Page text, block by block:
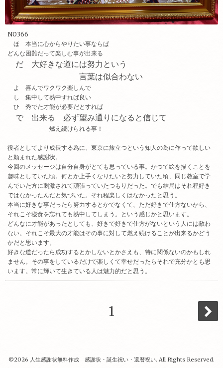
NO366
ほ 本当に心からやりたい事ならば
どんな困難だって楽しむ事が出来る
だ 大好きな道には努力という
言葉は似合わない
よ 喜んでワクワク楽しんで
し 集中して熱中すれば良い
ひ 秀でた才能が必要だとすれば
で 出来る 必ず望み通りになると信じて
燃え続けられる事！
役者としてより成長する為に、東京に旅立つという知人の為に作って欲しい
と頼まれた感謝状。
今回のメッセージは自分自身がとても思っている事。かつて絵を描くことを
趣味としていた頃。何とか上手くなりたいと努力していた頃、同じ教室で学
んでいた方に刺激されて頑張っていたつもりだった。でも結局はそれ程好き
ではなかったんだと気づいた。それ程楽しくはなかったと思う。
本当に好きな事だったら努力するとかでなくて、ただ好きで仕方ないから、
それこそ寝食を忘れても熱中してしまう。という感じかと思います。
どんなに才能があったとしても、好きで好きで仕方がないという人には敵わ
ない。それこそ最大の才能はその事に対して燃え続けることが出来るかどう
かだと思います。
好きな道だったら成功するとかしないとかさえも、特に関係ないのかもしれ
ません。その事をしているだけで楽しくて幸せだったらそれで充分かとも思
います。常に輝いて生きている人は魅力的だと思う。
1
©2026 人生感謝状無料作成 感謝状・誕生祝い・還暦祝い. All Rights Reserved.